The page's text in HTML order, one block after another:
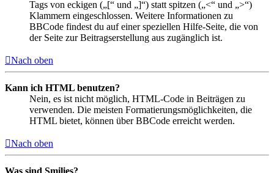
Tags von eckigen („[“ und „]“) statt spitzen („<“ und „>“)
Klammern eingeschlossen. Weitere Informationen zu
BBCode findest du auf einer speziellen Hilfe-Seite, die von
der Seite zur Beitragserstellung aus zugänglich ist.
Nach oben
Kann ich HTML benutzen?
Nein, es ist nicht möglich, HTML-Code in Beiträgen zu
verwenden. Die meisten Formatierungsmöglichkeiten, die
HTML bietet, können über BBCode erreicht werden.
Nach oben
Was sind Smilies?